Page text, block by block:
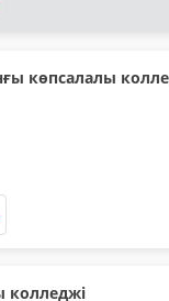
көпсалалы
колледжі